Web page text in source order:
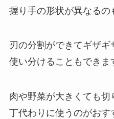
握り手の形状が異なるの
刃の分割ができてギザ
使い分けることもできま
肉や野菜が大きくても
丁代わりに使うのがおす